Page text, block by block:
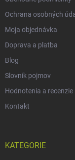
Ochrana osobných
Moja objednávka
Doprava a platba
Blog
Slovník pojmov
Hodnotenia a recenzie
Kontakt
KATEGORIE